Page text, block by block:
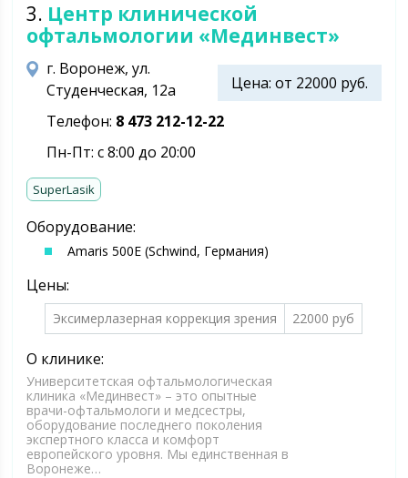
3. Центр клинической
офтальмологии «Мединвест»
Цена: от 22000 руб.
г. Воронеж, ул.
Студенческая, 12а
Телефон: 8 473 212-12-22
Пн-Пт: с 8:00 до 20:00
SuperLasik
Оборудование:
Amaris 500E (Schwind, Германия)
Цены:
Эксимерлазерная коррекция зрения 22000 руб
О клинике:
Университетская офтальмологическая
клиника «Мединвест» – это опытные
врачи-офтальмологи и медсестры,
оборудование последнего поколения
экспертного класса и комфорт
европейского уровня. Мы единственная в
Воронеже…